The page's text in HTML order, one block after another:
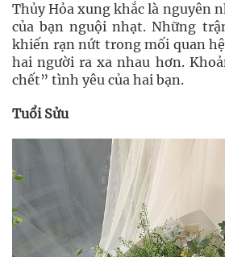
Thủy Hỏa xung khắc là nguyên
của bạn nguội nhạt. Những
khiến rạn nứt trong mối quan
hai người ra xa nhau hơn.
chết” tình yêu của hai bạn.
Tuổi Sửu